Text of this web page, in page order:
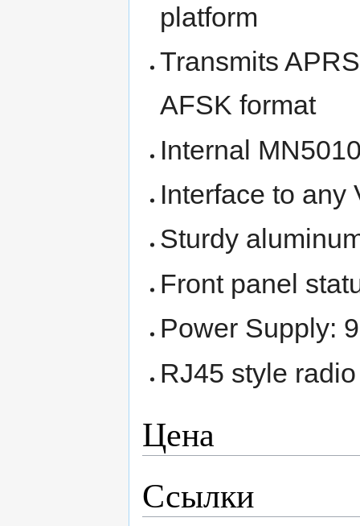
platform
Transmits
AFSK format
Internal
Interface to any
Sturdy
Front panel
Power Supply:
RJ45 style
Цена
Ссылки